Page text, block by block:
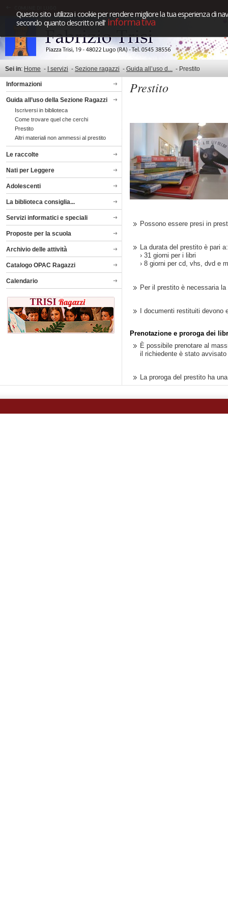
Questo sito utilizza i cookie per rendere migliore la tua esperienza di
secondo quanto descritto nell'informativa
Sei in: Home - I servizi - Sezione ragazzi - Guida all’uso d... - Prestito
Informazioni
Guida all’uso della Sezione Ragazzi
Iscriversi in biblioteca
Come trovare quel che cerchi
Prestito
Altri materiali non ammessi al prestito
Le raccolte
Nati per Leggere
Adolescenti
La biblioteca consiglia...
Servizi informatici e speciali
Proposte per la scuola
Archivio delle attività
Catalogo OPAC Ragazzi
Calendario
Prestito
Possono essere presi in
La durata del prestito è pari a:
› 31 giorni per i libri
› 8 giorni per cd, vhs, dvd e
Per il prestito è necessaria
I documenti restituiti devono
Prenotazione e proroga dei
È possibile prenotare al
il richiedente è stato
La proroga del prestito ha